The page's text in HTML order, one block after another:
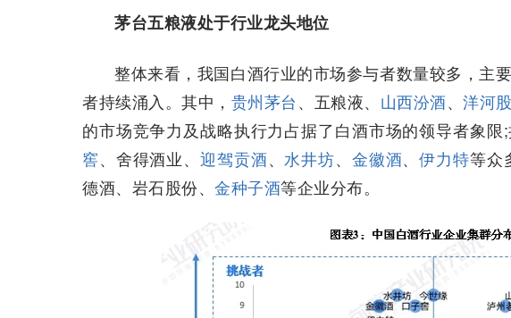
茅台五粮液处于行业龙头地位
整体来看，我国白酒行业的市场参与者数量较多，主
者持续涌入。其中， 贵州茅台、五粮液、 山西汾酒、洋河
的市场竞争力及战略执行力占据了白酒市场的领导者象
窖、舍得酒业、迎驾贡酒、水井坊、 金徽酒、伊力特等众
德酒、岩石股份、 金种子酒等企业分布。